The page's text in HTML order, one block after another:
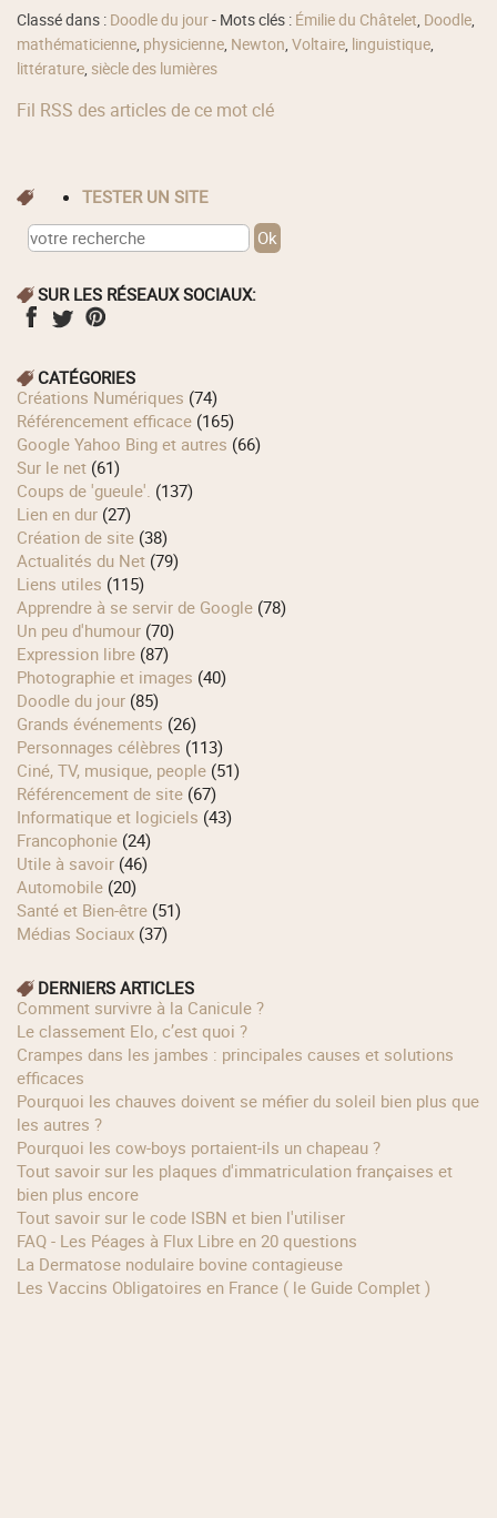
Classé dans : Doodle du jour- Mots clés : Émilie du Châtelet, Doodle,
mathématicienne, physicienne, Newton,Voltaire, linguistique,
littérature, siècle des lumières
Fil RSS des articles de ce mot clé
TESTER UN SITE
SUR LES RÉSEAUX SOCIAUX:
CATÉGORIES
Créations Numériques (74)
Référencement efficace (165)
Google Yahoo Bing et autres (66)
Sur le net (61)
Coups de 'gueule'. (137)
Lien en dur (27)
Création de site (38)
Actualités du Net (79)
Liens utiles (115)
Apprendre à se servir de Google (78)
Un peu d'humour (70)
Expression libre (87)
Photographie et images (40)
Doodle du jour (85)
Grands événements (26)
Personnages célèbres (113)
Ciné, TV, musique, people (51)
Référencement de site (67)
Informatique et logiciels (43)
Francophonie (24)
Utile à savoir (46)
Automobile (20)
Santé et Bien-être (51)
Médias Sociaux (37)
DERNIERS ARTICLES
Comment survivre à la Canicule ?
Le classement Elo, c’est quoi ?
Crampes dans les jambes : principales causes et solutions
efficaces
Pourquoi les chauves doivent se méfier du soleil bien plus que
les autres ?
Pourquoi les cow‑boys portaient‑ils un chapeau ?
Tout savoir sur les plaques d'immatriculation françaises et
bien plus encore
Tout savoir sur le code ISBN et bien l'utiliser
FAQ - Les Péages à Flux Libre en 20 questions
La Dermatose nodulaire bovine contagieuse
Les Vaccins Obligatoires en France ( le Guide Complet )